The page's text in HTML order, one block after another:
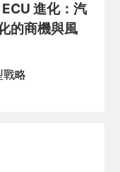
進化：汽
的商機與風
略